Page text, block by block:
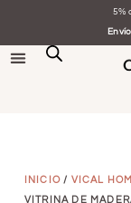
5%
INICIO / VICAL
VITRINA DE